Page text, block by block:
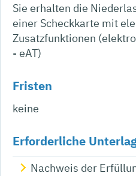
Sie erhalten die
einer Scheckkarte mit
Zusatzfunktionen
- eAT)
Fristen
keine
Erforderliche
Nachweis der